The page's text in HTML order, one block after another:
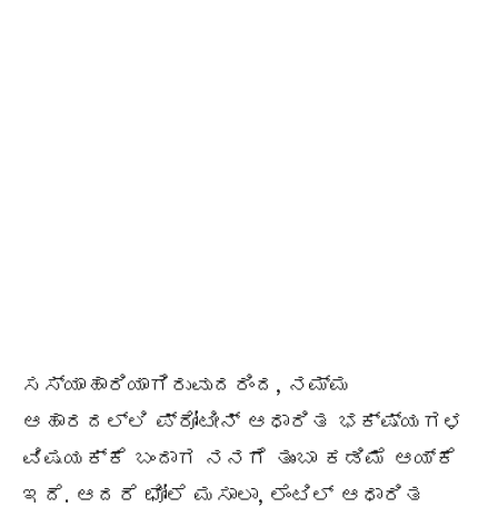
ಸಸ್ಯಾಹಾರಿಯಾಗಿರುವುದರಿಂದ, ನಮ್ಮ
ಆಹಾರದಲ್ಲಿ ಪ್ರೋಟೀನ್ ಆಧಾರಿತ ಭಕ್ಷ್ಯಗಳ
ವಿಷಯಕ್ಕೆ ಬಂದಾಗ ನನಗೆ ತುಂಬಾ ಕಡಿಮೆ ಆಯ್ಕೆ
ಇದೆ. ಆದರೆ ಛೋಲೆ ಮಸಾಲಾ, ಲೆಂಟಿಲ್ ಆಧಾರಿತ